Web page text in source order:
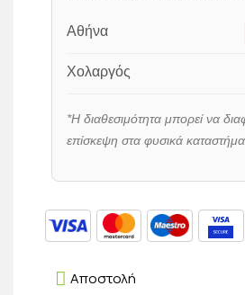
Αθήνα
Χολαργός
*Η διαθεσιμότητα μπορεί να
επίσκεψη στα φυσικά
Αποστολή